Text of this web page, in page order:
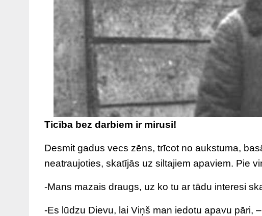
Ticība bez darbiem ir mirusi!
Desmit gadus vecs zēns, trīcot no aukstuma,
neatraujoties, skatījās uz siltajiem apaviem. Pie
-Mans mazais draugs, uz ko tu ar tādu interesi
-Es lūdzu Dievu, lai Viņš man iedotu apavu pāri,